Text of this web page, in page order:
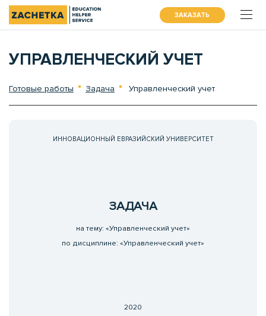
ЗАКАЗАТЬ
УПРАВЛЕНЧЕСКИЙ УЧЕТ
Готовые работы Задача Управленческий учет
ИННОВАЦИОННЫЙ ЕВРАЗИЙСКИЙ УНИВЕРСИТЕТ
ЗАДАЧА
на тему: «Управленческий учет»
по дисциплине: «Управленческий учет»
2020